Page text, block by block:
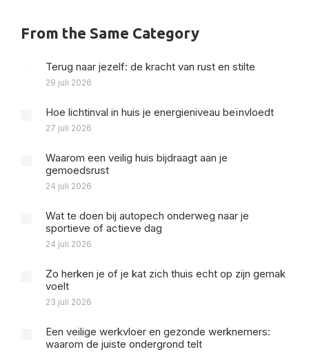
From the Same Category
Terug naar jezelf: de kracht van rust en stilte
29 juli 2026
Hoe lichtinval in huis je energieniveau beïnvloedt
27 juli 2026
Waarom een veilig huis bijdraagt aan je
gemoedsrust
24 juli 2026
Wat te doen bij autopech onderweg naar je
sportieve of actieve dag
24 juli 2026
Zo herken je of je kat zich thuis echt op zijn gemak
voelt
23 juli 2026
Een veilige werkvloer en gezonde werknemers:
waarom de juiste ondergrond telt